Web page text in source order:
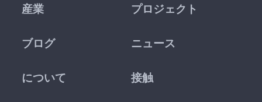
産業 プロジェクト
ブログ ニュース
について 接触